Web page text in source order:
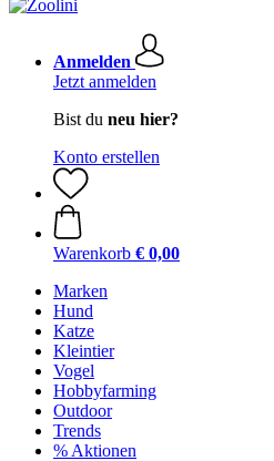
Anmelden
Jetzt anmelden
Bist du neu hier?
Konto erstellen
Warenkorb € 0,00
Marken
Hund
Katze
Kleintier
Vogel
Hobbyfarming
Outdoor
Trends
% Aktionen